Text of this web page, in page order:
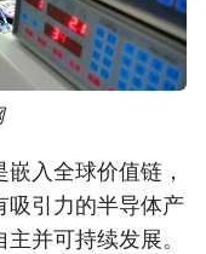
入全球价值链，
吸引力的半导体产
并可持续发展。